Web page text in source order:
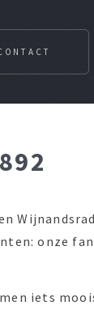
onze
iets